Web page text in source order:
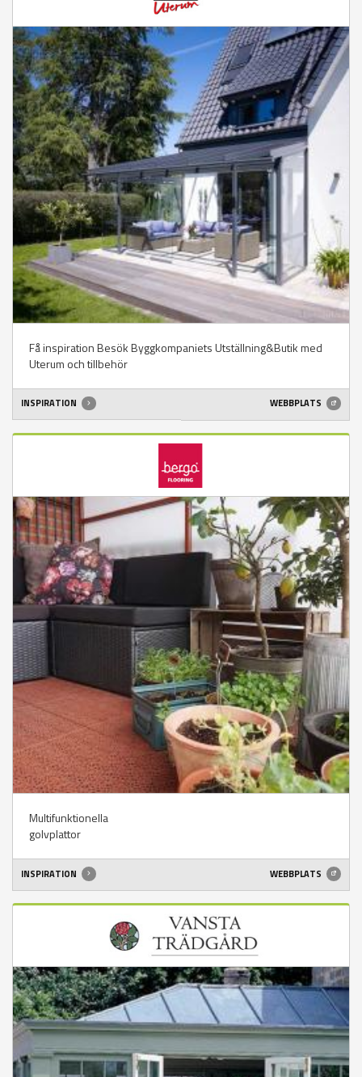
Få inspiration Besök Byggkompaniets Utställning&Butik med
Uterum och tillbehör
INSPIRATION WEBBPLATS
Multifunktionella
golvplattor
INSPIRATION WEBBPLATS